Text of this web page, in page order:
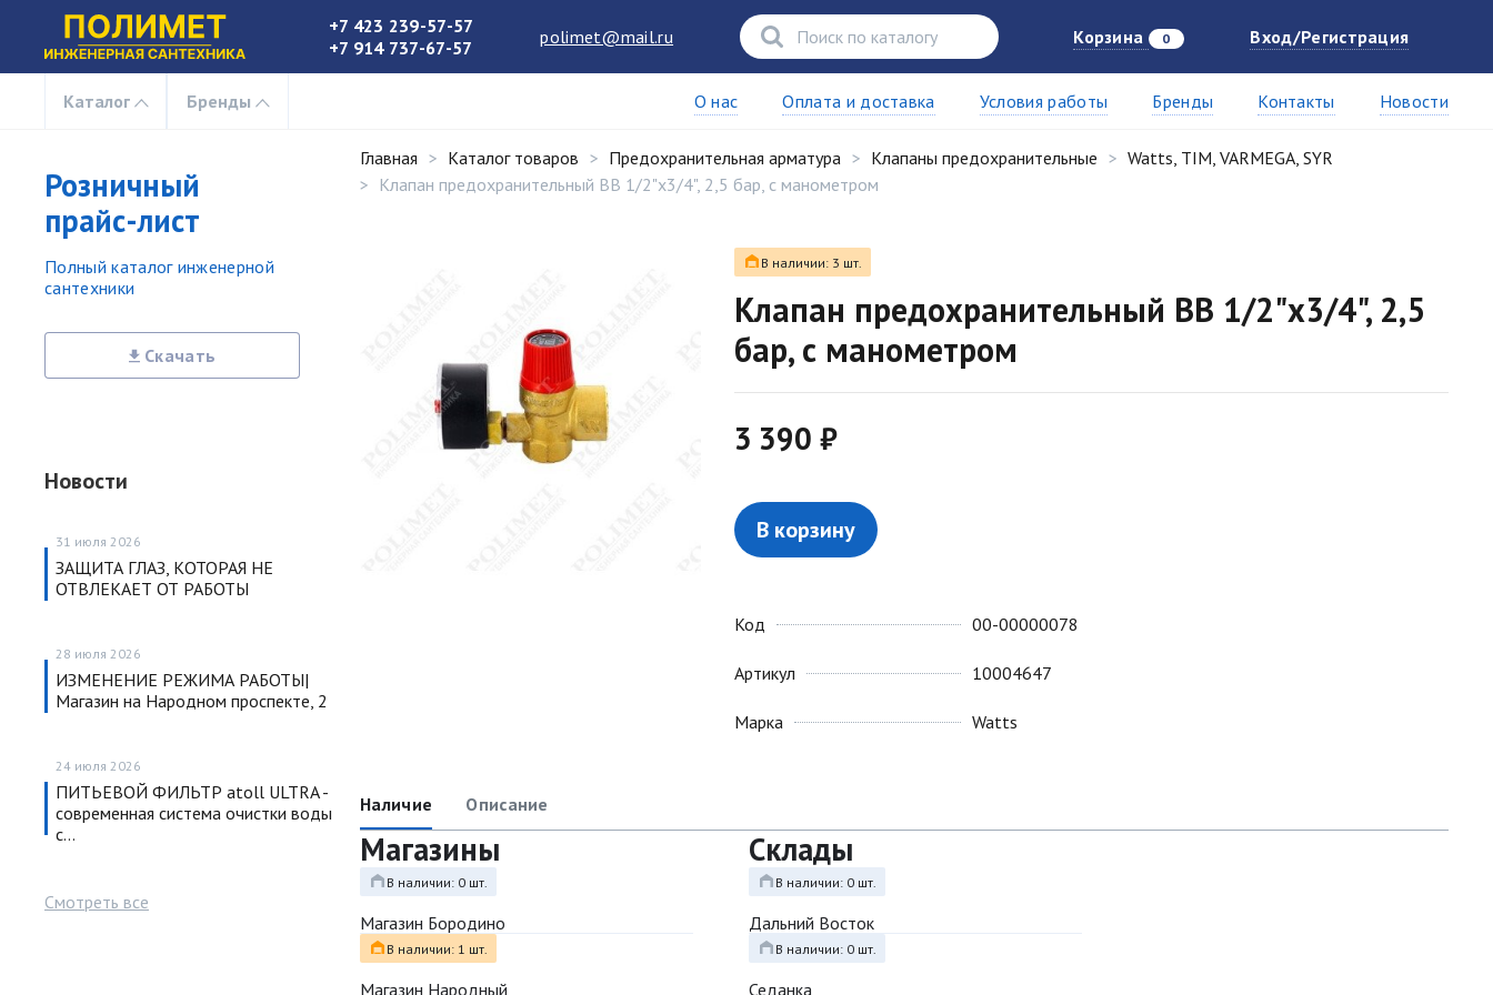
+7 423 239-57-57
+7 914 737-67-57
polimet@mail.ru Корзина 0 Вход/Регистрация
Каталог Бренды О нас Оплата и доставка Условия работы Бренды Контакты Новости
Розничный
прайс-лист
Полный каталог инженерной
сантехники
Скачать
Новости
31 июля 2026
ЗАЩИТА ГЛАЗ, КОТОРАЯ НЕ
ОТВЛЕКАЕТ ОТ РАБОТЫ
28 июля 2026
ИЗМЕНЕНИЕ РЕЖИМА РАБОТЫ|
Магазин на Народном проспекте, 2
24 июля 2026
ПИТЬЕВОЙ ФИЛЬТР atoll ULTRA -
современная система очистки воды
с…
Смотреть все
Главная Каталог товаров Предохранительная арматура Клапаны предохранительные
Watts, TIM, VARMEGA, SYR
Клапан предохранительный ВВ 1/2"х3/4", 2,5 бар, с манометром
В наличии: 3 шт.
Клапан предохранительный ВВ 1/2"х3/4", 2,5
бар, с манометром
3 390 ₽
В корзину
Код
Артикул
Марка
00-00000078
10004647
Watts
Наличие Описание
Магазины
В наличии: 0 шт.
Магазин Бородино
В наличии: 1 шт.
Магазин Народный
Склады
В наличии: 0 шт.
Дальний Восток
В наличии: 0 шт.
Седанка